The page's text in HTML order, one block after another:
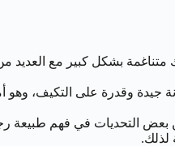
متناغمة بشكل كبير مع العديد
جيدة وقدرة على التكيف، وهو
بعض التحديات في فهم طبيعة رجل
لذلك.